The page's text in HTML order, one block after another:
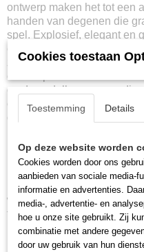
ontwerp maken het tot een
handen van degenen die
spel. Explosief, elegant en
een racket dat je offensieve
zonder precisie te
ook de perfecte keuze voor
op de padelbaan, maar die
opgeven bij snelle acties.
drukken en te definiëren, is
Belangrijkste kenmerken
Diamantvorm en hoge
maximaliseren bij
waardoor explosieve
te leveren op
12K Carbon vlakken:Het
Cookies toestaan
Toestemming Details
Op deze website worden
Cookies worden door ons
aanbieden van sociale media-
informatie en advertenties.
media-, advertentie- en
hoe u onze site gebruikt. Zij
combinatie met andere
door uw gebruik van hun